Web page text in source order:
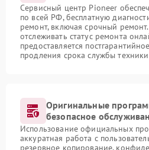
Сервисный центр Pioneer
по всей РФ, бесплатную
ремонт, включая срочный
отслеживать статус ремонта
предоставляется
продления срока службы техники
Оригинальные
безопасное
Использование официальных
аккуратная работа с
резервное копирование,